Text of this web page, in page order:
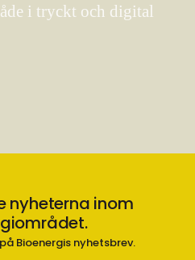
i tryckt och digital
nyheterna inom
Bioenergis nyhetsbrev.